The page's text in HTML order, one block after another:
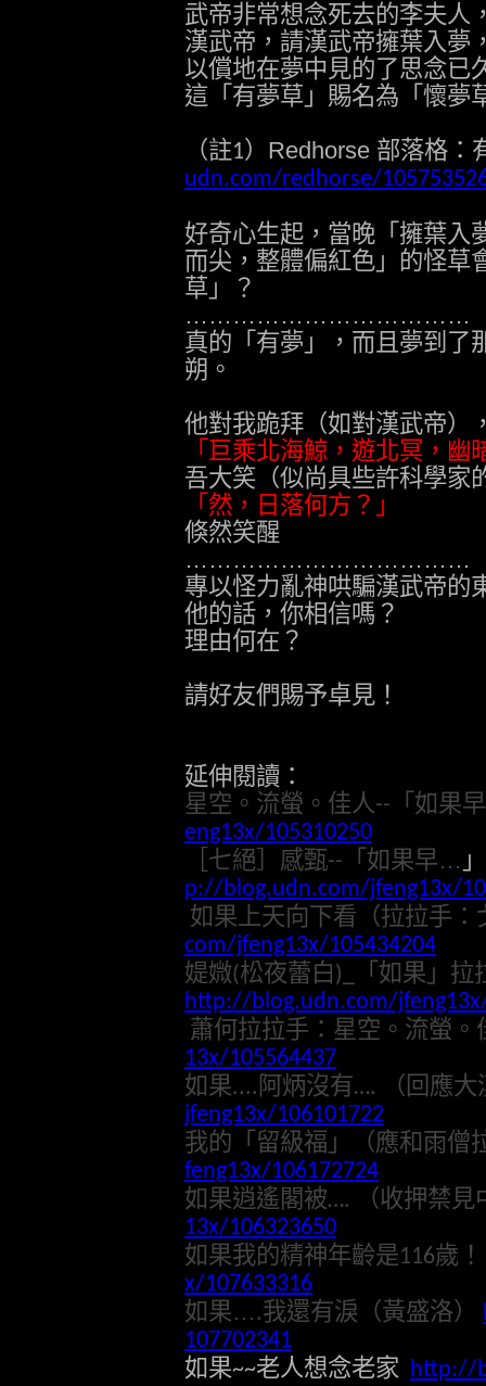
武帝非常想念死去的李夫人
漢武帝，請漢武帝擁葉入夢
以償地在夢中見的了思念已
這「有夢草」賜名為「懷夢
（註1）Redhorse 部落格：
udn.com/redhorse/
好奇心生起，當晚「擁葉入
而尖，整體偏紅色」的怪草
草」？
………………………………
真的「有夢」，而且夢到了
朔。
他對我跪拜（如對漢武帝）
「巨乘北海鯨，遊北冥，
吾大笑（似尚具些許科學家
「然，日落何方？」
倏然笑醒
………………………………
專以怪力亂神哄騙漢武帝的
他的話，你相信嗎？
理由何在？
請好友們賜予卓見！
延伸閱讀：
星空。流螢。佳人-- 「如果
eng13x/105310250
［七絕］感甄-- 「如果早…
p://blog.udn.com/jfeng13x/
如果上天向下看（拉拉手：
com/jfeng13x/105434204
媞媺(松夜蕾白 )_ 「如果」
http://blog.udn.com/
蕭何拉拉手：星空。流螢。
13x/105564437
如果.... 阿炳沒有…. （回應
jfeng13x/106101722
我的「留級福」（應和雨僧
feng13x/106172724
如果逍遙閣被…. （收押禁見
13x/106323650
如果我的精神年齡是116歲！
x/107633316
如果….我還有淚（黃盛洛）
107702341
如果~~老人想念老家 http://